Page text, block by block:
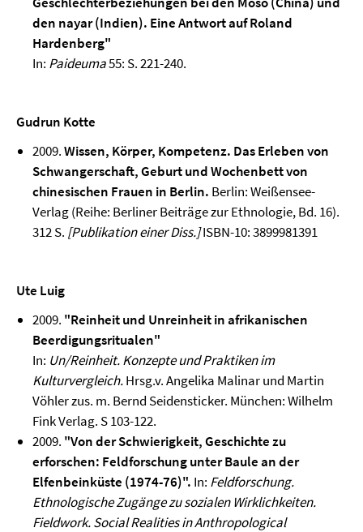
den nayar (Indien). Eine Antwort auf Roland
Hardenberg"
In: Paideuma55: S. 221-240.
Gudrun Kotte
2009.Wissen, Körper, Kompetenz. Das Erleben von
Schwangerschaft, Geburt und Wochenbett von
chinesischen Frauen in Berlin. Berlin: Weißensee-
Verlag (Reihe: Berliner Beiträge zur Ethnologie, Bd. 16).
312 S. [Publikation einer Diss.]ISBN-10: 3899981391
Ute Luig
2009. "Reinheit und Unreinheit in afrikanischen
Beerdigungsritualen"
In: Un/Reinheit. Konzepte und Praktiken im
Kulturvergleich.Hrsg.v. Angelika Malinar und Martin
Vöhler zus. m. Bernd Seidensticker. München: Wilhelm
Fink Verlag. S 103-122.
2009. "Von der Schwierigkeit, Geschichte zu
erforschen: Feldforschung unter Baule an der
Elfenbeinküste (1974-76)". In: Feldforschung.
Ethnologische Zugänge zu sozialen Wirklichkeiten.
Fieldwork. Social Realities in Anthropological